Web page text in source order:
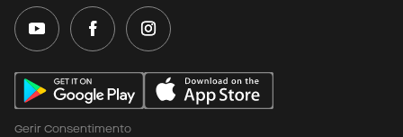
Gerir Consentimento